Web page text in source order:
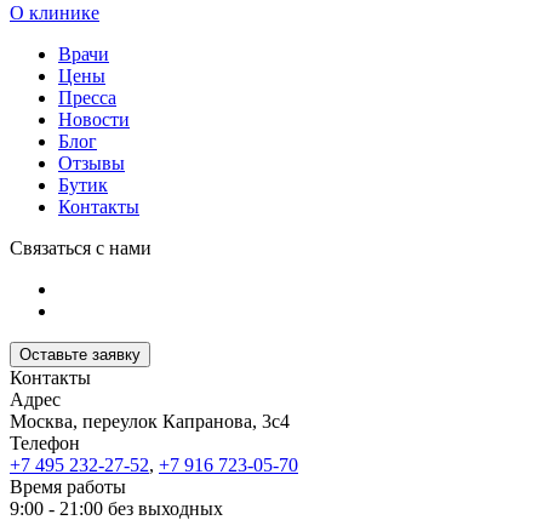
О клинике
Врачи
Цены
Пресса
Новости
Блог
Отзывы
Бутик
Контакты
Связаться с нами
Оставьте заявку
Контакты
Адрес
Москва, переулок Капранова, 3с4
Телефон
+7 495 232-27-52, +7 916 723-05-70
Время работы
9:00 - 21:00 без выходных